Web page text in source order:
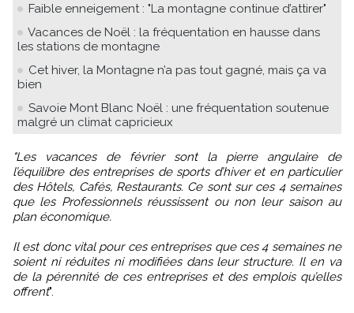
Faible enneigement : "La montagne continue d’attirer"
Vacances de Noël : la fréquentation en hausse dans
les stations de montagne
Cet hiver, la Montagne n’a pas tout gagné, mais ça va
bien
Savoie Mont Blanc Noël : une fréquentation soutenue
malgré un climat capricieux
"Les vacances de février sont la pierre angulaire de
l’équilibre des entreprises de sports d’hiver et en particulier
des Hôtels, Cafés, Restaurants. Ce sont sur ces 4 semaines
que les Professionnels réussissent ou non leur saison au
plan économique.
Il est donc vital pour ces entreprises que ces 4 semaines ne
soient ni réduites ni modifiées dans leur structure. Il en va
de la pérennité de ces entreprises et des emplois qu’elles
offrent".